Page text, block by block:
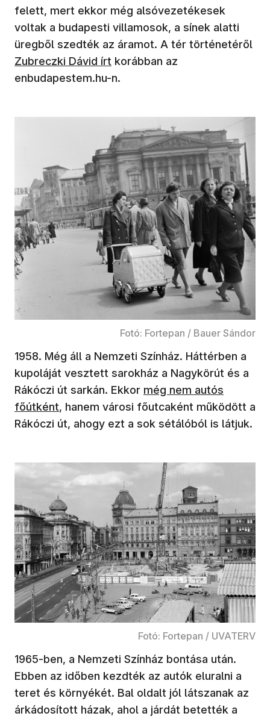
felett, mert ekkor még alsóvezetékesek
voltak a budapesti villamosok, a sínek alatti
üregből szedték az áramot. A tér történetéről
Zubreczki Dávid írt korábban az
enbudapestem.hu-n.
Fotó: Fortepan / Bauer Sándor
1958. Még áll a Nemzeti Színház. Háttérben a
kupoláját vesztett sarokház a Nagykörút és a
Rákóczi út sarkán. Ekkor (új ablakban nyílik meg)
még nem autós
főútként, hanem városi főutcaként működött a
Rákóczi út, ahogy ezt a sok sétálóból is látjuk.
Fotó: Fortepan / UVATERV
1965-ben, a Nemzeti Színház bontása után.
Ebben az időben kezdték az autók eluralni a
teret és környékét. Bal oldalt jól látszanak az
árkádosított házak, ahol a járdát betették a